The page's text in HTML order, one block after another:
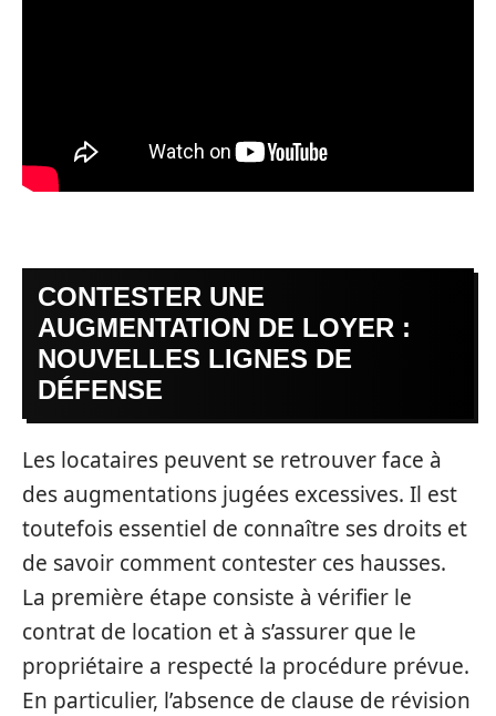
CONTESTER UNE
AUGMENTATION DE LOYER :
NOUVELLES LIGNES DE
DÉFENSE
Les locataires peuvent se retrouver face à
des augmentations jugées excessives. Il est
toutefois essentiel de connaître ses droits et
de savoir comment contester ces hausses.
La première étape consiste à vérifier le
contrat de location et à s’assurer que le
propriétaire a respecté la procédure prévue.
En particulier, l’absence de clause de révision